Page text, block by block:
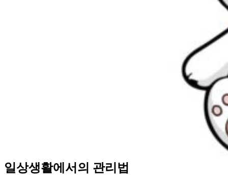
일상생활에서의 관리법